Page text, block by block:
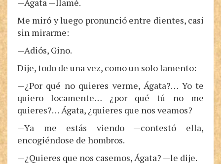
—Ágata —llamé.
Me miró y luego pronunció entre dientes, casi
sin mirarme:
—Adiós, Gino.
Dije, todo de una vez, como un solo lamento:
—¿Por qué no quieres verme, Ágata?… Yo te
quiero locamente… ¿por qué tú no me
quieres?… Ágata, ¿quieres que nos veamos?
—Ya me estás viendo —contestó ella,
encogiéndose de hombros.
—¿Quieres que nos casemos, Ágata? —le dije.